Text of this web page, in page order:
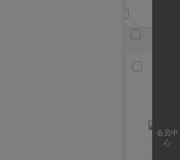
件，
会员中
心